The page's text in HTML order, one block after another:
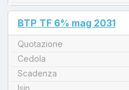
unread messages
BTP TF 6% mag 2031
Quotazione
Cedola
Scadenza
Isin